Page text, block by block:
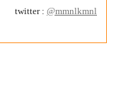
: @mmnlkmnl